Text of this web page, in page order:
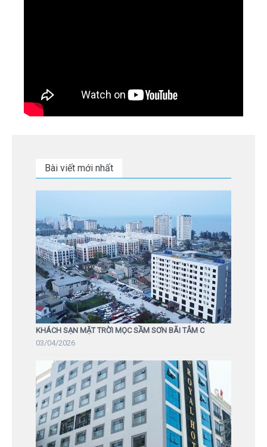
Bài viết mới nhất
KHÁCH SẠN MẶT TRỜI MỌC SẦM SƠN BÃI TẮM C
03/04/2026